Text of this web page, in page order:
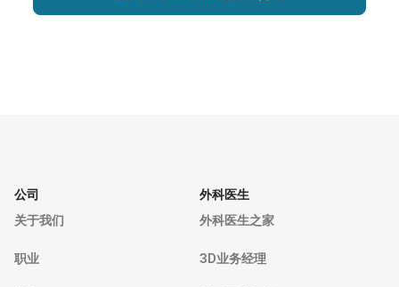
公司
关于我们
职业
外科医生
外科医生之家
3D业务经理